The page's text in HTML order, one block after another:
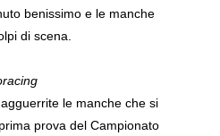
benissimo e le manche
di scena.
le manche che si
prova del Campionato